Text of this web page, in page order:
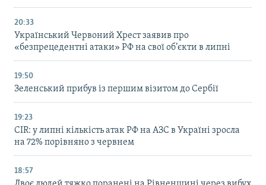
20:33
Український Червоний Хрест заявив про
«безпрецедентні атаки» РФ на свої об’єкти в липні
19:50
Зеленський прибув із першим візитом до Сербії
19:23
CIR: у липні кількість атак РФ на АЗС в Україні зросла
на 72% порівняно з червнем
18:57